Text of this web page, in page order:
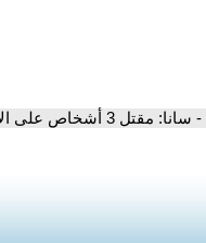
- سانا: مقتل 3 أشخاص على الأقل في انفجار بمركز شرطة في مدينة الميادين بريف دير الزور شرقي سوريا